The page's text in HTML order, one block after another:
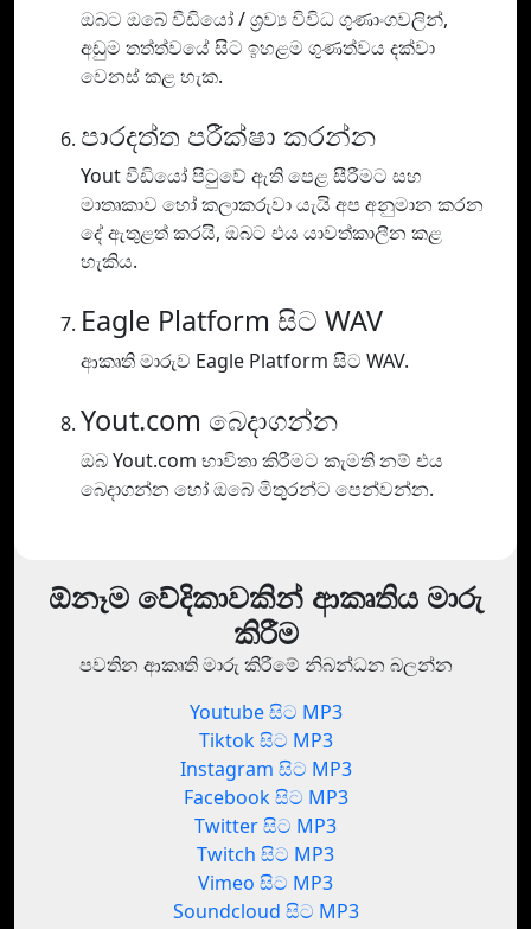
ඔබට ඔබේ වීඩියෝ / ශ්‍රව්‍ය විවිධ ගුණාංගවලින්,
අඩුම තත්ත්වයේ සිට ඉහළම ගුණත්වය දක්වා
වෙනස් කළ හැක.
පාරදත්ත පරීක්ෂා කරන්න
Yout වීඩියෝ පිටුවේ ඇති පෙළ සීරීමට සහ
මාතෘකාව හෝ කලාකරුවා යැයි අප අනුමාන කරන
දේ ඇතුළත් කරයි, ඔබට එය යාවත්කාලීන කළ
හැකිය.
Eagle Platform සිට WAV
ආකෘති මාරුව Eagle Platform සිට WAV.
Yout.com බෙදාගන්න
ඔබ Yout.com භාවිතා කිරීමට කැමති නම් එය
බෙදාගන්න හෝ ඔබේ මිතුරන්ට පෙන්වන්න.
ඕනෑම වේදිකාවකින් ආකෘතිය මාරු
කිරීම
පවතින ආකෘති මාරු කිරීමේ නිබන්ධන බලන්න
Youtube සිට MP3
Tiktok සිට MP3
Instagram සිට MP3
Facebook සිට MP3
Twitter සිට MP3
Twitch සිට MP3
Vimeo සිට MP3
Soundcloud සිට MP3